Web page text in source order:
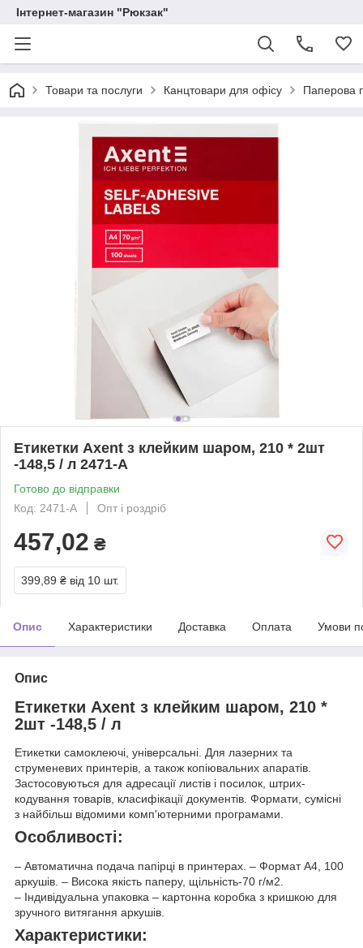
Інтернет-магазин "Рюкзак"
Товари та послуги Канцтовари для офісу Паперова
Етикетки Axent з клейким шаром, 210 * 2шт
-148,5 / л 2471-A
Готово до відправки
Код: 2471-A
Опт і роздріб
457,02 ₴
399,89 ₴ від 10 шт.
Опис Характеристики Доставка Оплата Умови
Опис
Етикетки Axent з клейким шаром, 210 *
2шт -148,5 / л
Етикетки самоклеючі, універсальні. Для лазерних та
струменевих принтерів, а також копіювальних апаратів.
Застосовуються для адресації листів і посилок, штрих-
кодування товарів, класифікації документів. Формати, сумісні
з найбільш відомими комп'ютерними програмами.
Особливості:
– Автоматична подача папірці в принтерах. – Формат А4, 100
аркушів. – Висока якість паперу, щільність-70 г/м2.
– Індивідуальна упаковка – картонна коробка з кришкою для
зручного витягання аркушів.
Характеристики: